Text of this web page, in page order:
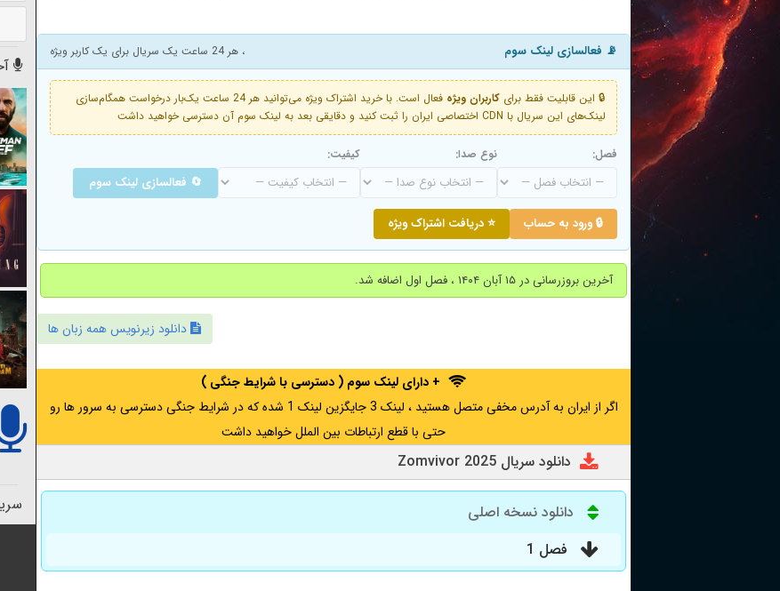
📡 فعالسازی لینک سوم ، هر 24 ساعت یک سریال برای یک کاربر ویژه
🔒 این قابلیت فقط برای کاربران ویژه
فعال است. با خرید اشتراک ویژه می‌توانید هر 24 ساعت یک‌بار درخواست همگام‌سازی
لینک‌های این سریال با CDN اختصاصی ایران را ثبت کنید و دقایقی بعد به لینک سوم آن دسترسی خواهید داشت
فصل: نوع صدا: کیفیت:
🔄 فعالسازی لینک سوم
🔒 ورود به حساب ⭐ دریافت اشتراک ویژه
آخرین بروزرسانی در ۱۵ آبان ۱۴۰۴ ، فصل اول اضافه شد.
دانلود زیرنویس همه زبان ها
+ دارای لینک سوم ( دسترسی با شرایط جنگی )
اگر از ایران به آدرس مخفی متصل هستید ، لینک 3 جایگزین لینک 1 شده که در شرایط جنگی دسترسی به سرور ها رو
حتی با قطع ارتباطات بین الملل خواهید داشت
دانلود سریال Zomvivor 2025
دانلود نسخه اصلی
فصل 1